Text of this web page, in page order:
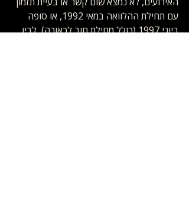
עם תחילת ההלוואה במאי 1992, או סופה
ביוני 1997 (כולל מחילת חוב לכאורה), לבין